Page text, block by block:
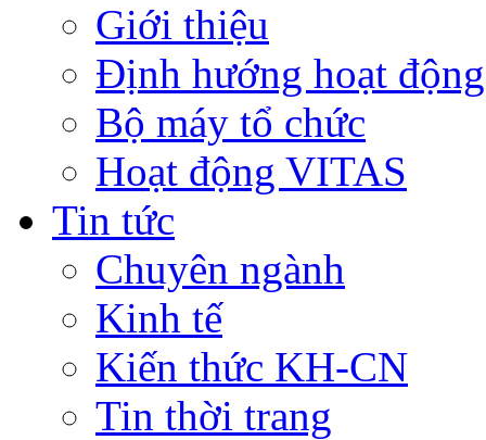
Giới thiệu
Định hướng hoạt động
Bộ máy tổ chức
Hoạt động VITAS
Tin tức
Chuyên ngành
Kinh tế
Kiến thức KH-CN
Tin thời trang